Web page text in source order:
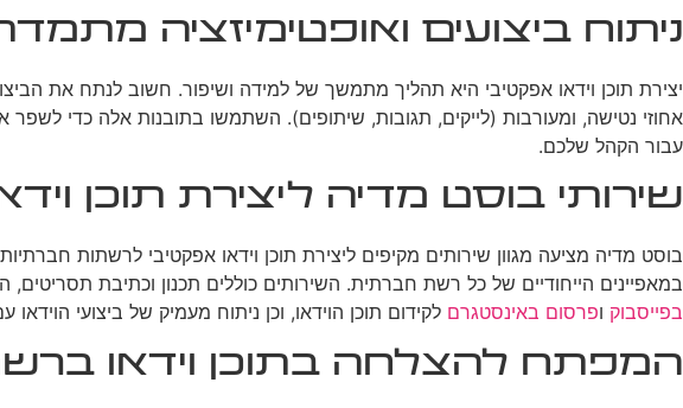
ניתוח ביצועים ואופטימיזציה
יצירת תוכן וידאו אפקטיבי היא תהליך מתמשך של למידה ושיפור. חשוב לנתח את
אחוזי נטישה, ומעורבות (לייקים, תגובות, שיתופים). השתמשו בתובנות אלה כדי לשפר
עבור הקהל שלכם.
שירותי בוסט מדיה ליצירת תוכן
בוסט מדיה מציעה מגוון שירותים מקיפים ליצירת תוכן וידאו אפקטיבי לרשתות
במאפיינים הייחודיים של כל רשת חברתית. השירותים כוללים תכנון וכתיבת
בפייסבוק ופרסום באינסטגרם לקידום תוכן הוידאו, וכן ניתוח מעמיק של ביצועי
המפתח להצלחה בתוכן וידאו